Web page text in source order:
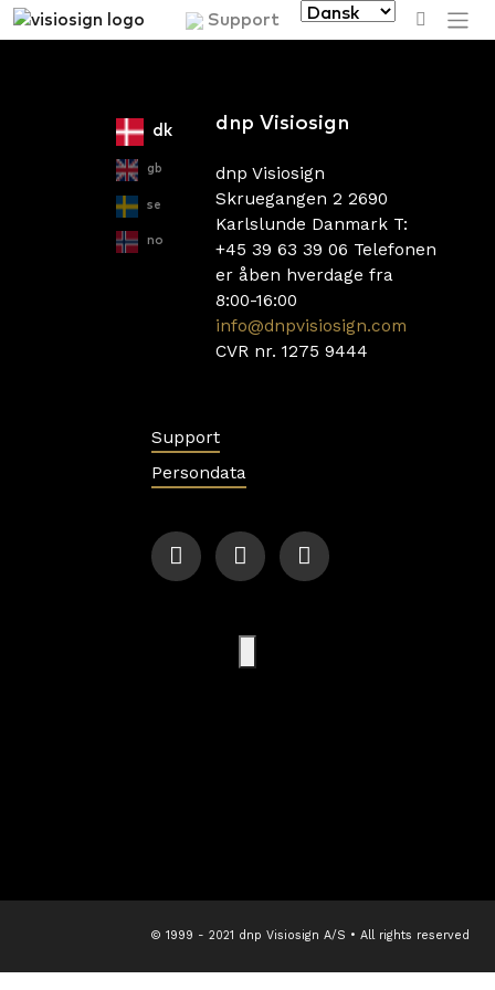
Support
sprog
dk
gb
se
no
dnp Visiosign
dnp Visiosign
Skruegangen 2 2690
Karlslunde Danmark T:
+45 39 63 39 06 Telefonen
er åben hverdage fra
8:00-16:00
info@dnpvisiosign.com
CVR nr. 1275 9444
Support
Persondata
© 1999 - 2021 dnp Visiosign A/S • All rights reserved